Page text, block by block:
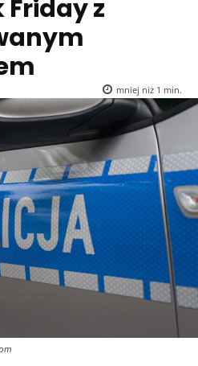
Friday z
mniej niż 1 min.